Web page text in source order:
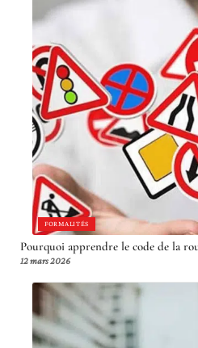
FORMALITÉS
Pourquoi apprendre le code de la
12 mars 2026